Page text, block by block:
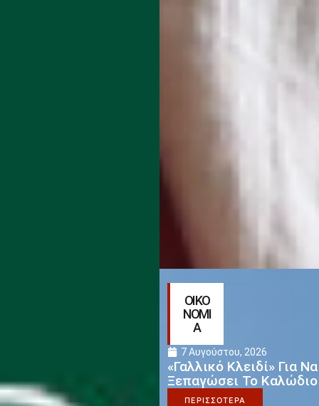
ΟΙΚΟ
ΝΟΜΙ
Α
7 Αυγούστου, 2026
«Γαλλικό Κλειδί» Για Να
Ξεπαγώσει Το Καλώδιο
ΠΕΡΙΣΣΟΤΕΡΑ